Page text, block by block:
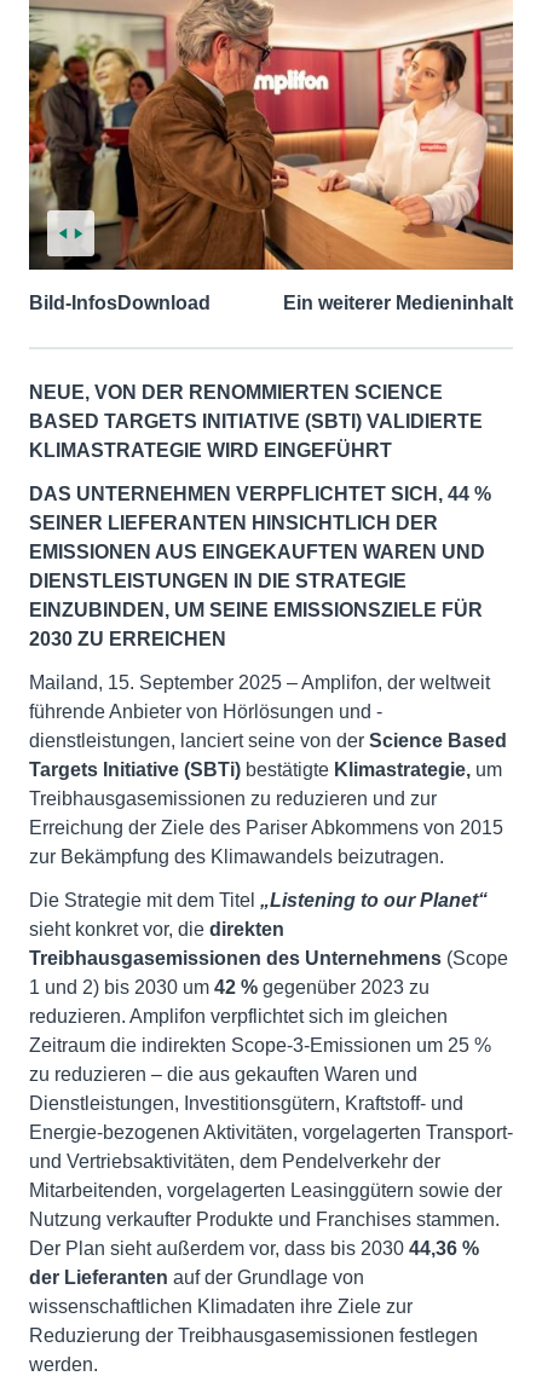
Bild-InfosDownload Ein weiterer Medieninhalt
NEUE, VON DER RENOMMIERTEN SCIENCE
BASED TARGETS INITIATIVE (SBTI) VALIDIERTE
KLIMASTRATEGIE WIRD EINGEFÜHRT
DAS UNTERNEHMEN VERPFLICHTET SICH, 44 %
SEINER LIEFERANTEN HINSICHTLICH DER
EMISSIONEN AUS EINGEKAUFTEN WAREN UND
DIENSTLEISTUNGEN IN DIE STRATEGIE
EINZUBINDEN, UM SEINE EMISSIONSZIELE FÜR
2030 ZU ERREICHEN
Mailand, 15. September 2025 – Amplifon, der weltweit
führende Anbieter von Hörlösungen und -
dienstleistungen, lanciert seine von der Science Based
Targets Initiative (SBTi) bestätigte Klimastrategie, um
Treibhausgasemissionen zu reduzieren und zur
Erreichung der Ziele des Pariser Abkommens von 2015
zur Bekämpfung des Klimawandels beizutragen.
Die Strategie mit dem Titel „Listening to our Planet“
sieht konkret vor, die direkten
Treibhausgasemissionen des Unternehmens (Scope
1 und 2) bis 2030 um 42 % gegenüber 2023 zu
reduzieren. Amplifon verpflichtet sich im gleichen
Zeitraum die indirekten Scope-3-Emissionen um 25 %
zu reduzieren – die aus gekauften Waren und
Dienstleistungen, Investitionsgütern, Kraftstoff- und
Energie-bezogenen Aktivitäten, vorgelagerten Transport-
und Vertriebsaktivitäten, dem Pendelverkehr der
Mitarbeitenden, vorgelagerten Leasinggütern sowie der
Nutzung verkaufter Produkte und Franchises stammen.
Der Plan sieht außerdem vor, dass bis 2030 44,36 %
der Lieferanten auf der Grundlage von
wissenschaftlichen Klimadaten ihre Ziele zur
Reduzierung der Treibhausgasemissionen festlegen
werden.